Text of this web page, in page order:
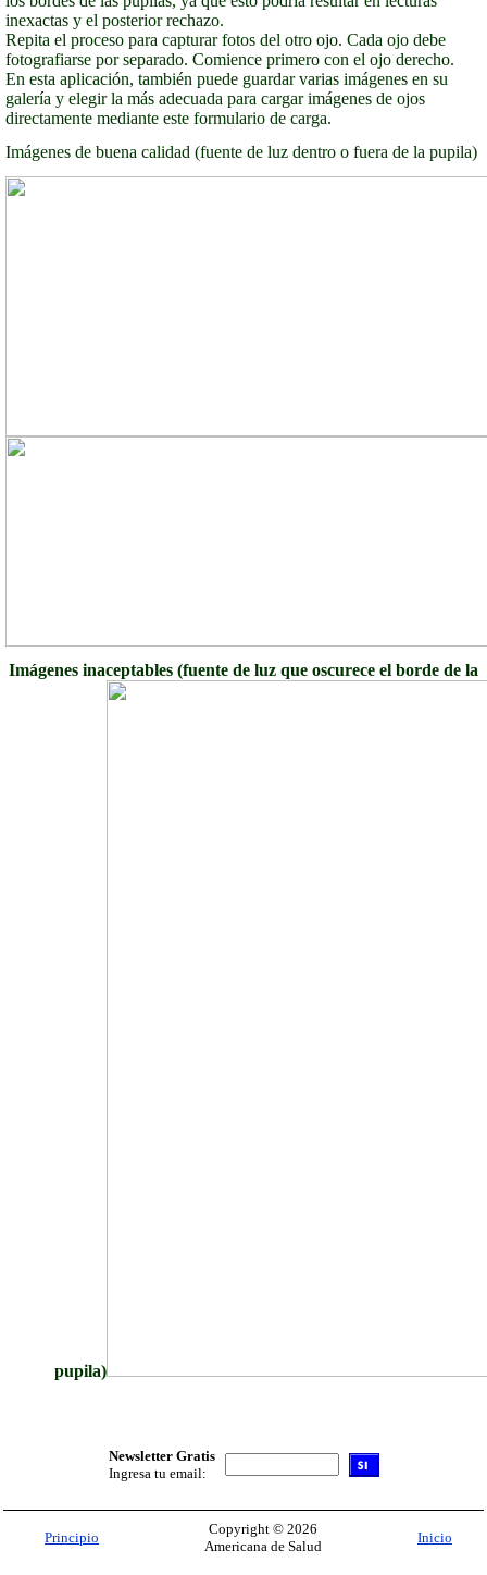
inexactas y el posterior rechazo.
Repita el proceso para capturar fotos del otro ojo. Cada ojo debe
fotografiarse por separado. Comience primero con el ojo derecho.
En esta aplicación, también puede guardar varias imágenes en su
galería y elegir la más adecuada para cargar imágenes de ojos
directamente mediante este formulario de carga.
Imágenes de buena calidad (fuente de luz dentro o fuera de la pupila)
Imágenes inaceptables (fuente de luz que oscurece el borde de la
pupila)
Newsletter Gratis
Ingresa tu email:
Principio
Copyright © 2026
Americana de Salud
Inicio